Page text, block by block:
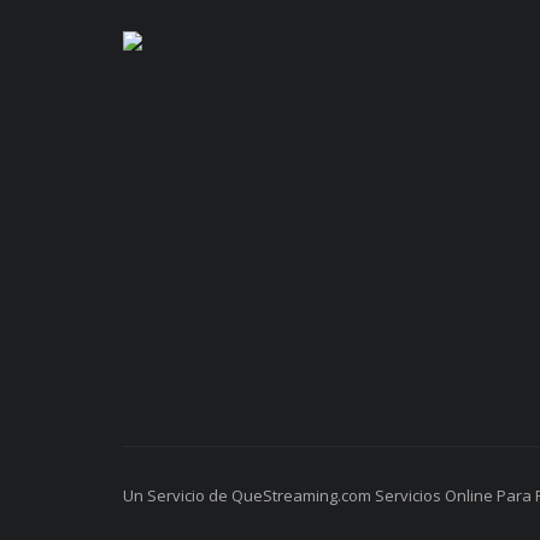
Un Servicio de QueStreaming.com Servicios Online Para